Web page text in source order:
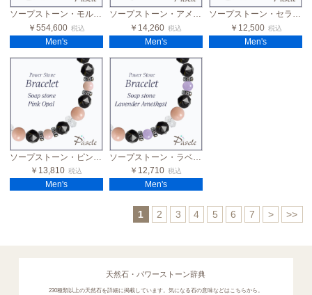
ソープストーン・モルダバイト メンズデザインブレスレット
￥554,600 税込
Men's
ソープストーン・アメジスト メンズブラックスピネルブレスレット
￥14,260 税込
Men's
ソープストーン・セラフィナイト メンズデザインブレスレット
￥12,500 税込
Men's
ソープストーン・ピンクオパール メンズブラックスピネルブレスレット
￥13,810 税込
Men's
ソープストーン・ラベンダーアメジスト メンズブラックスピネルブレスレット
￥12,710 税込
Men's
1 2 3 4 5 6 7 > >>
天然石・パワーストーン辞典
230種類以上の天然石を詳細に掲載しています。気になる石の意味などはこちらから。